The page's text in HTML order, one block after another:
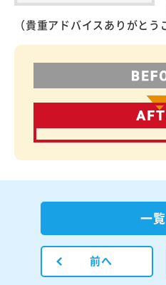
（貴重アドバイスありがとう
前へ
一